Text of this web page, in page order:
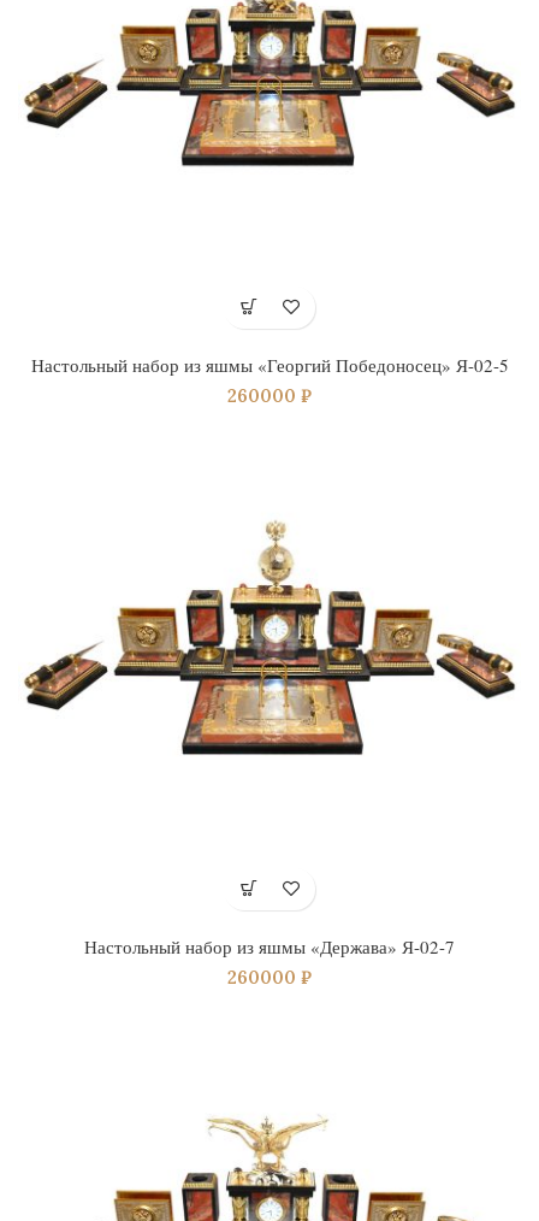
Настольный набор из яшмы «Георгий Победоносец» Я-02-5
260000 ₽
Настольный набор из яшмы «Держава» Я-02-7
260000 ₽